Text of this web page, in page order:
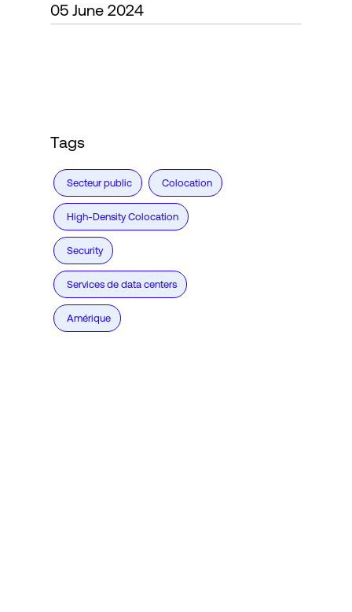
05 June 2024
Tags
Secteur public Colocation
High-Density Colocation
Security
Services de data centers
Amérique